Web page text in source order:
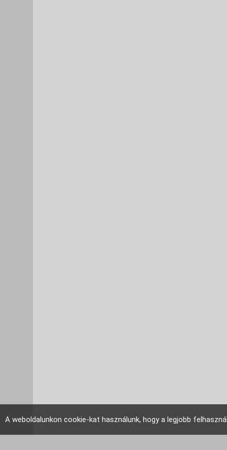
A weboldalunkon cookie-kat használunk, hogy a legjobb